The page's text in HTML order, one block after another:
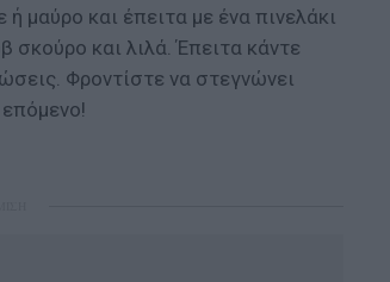
μαύρο και έπειτα με ένα πινελάκι
σκούρο και λιλά. Έπειτα κάντε
Φροντίστε να στεγνώνει